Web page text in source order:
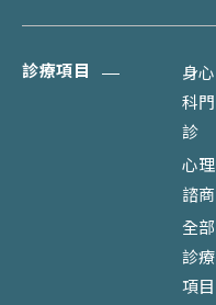
診療項目
身心
科門
診
心理
諮商
全部
診療
項目